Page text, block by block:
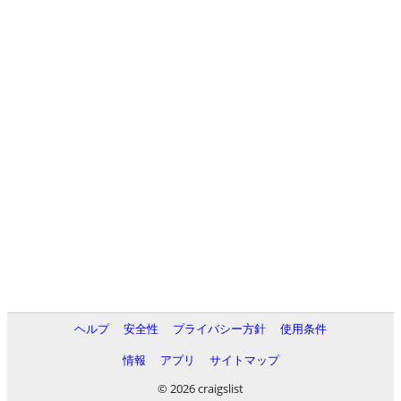
ヘルプ 安全性 プライバシー方針
使用条件
情報
アプリ
サイトマップ
© 2026 craigslist